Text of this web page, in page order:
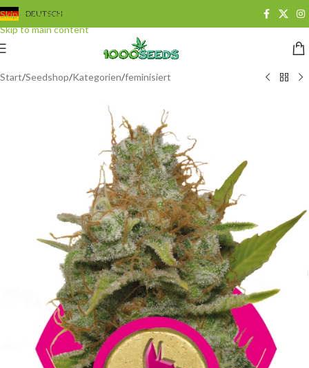
Skip to navigation
Skip to main content
DEUTSCH
Start/Seedshop/Kategorien/feminisiert